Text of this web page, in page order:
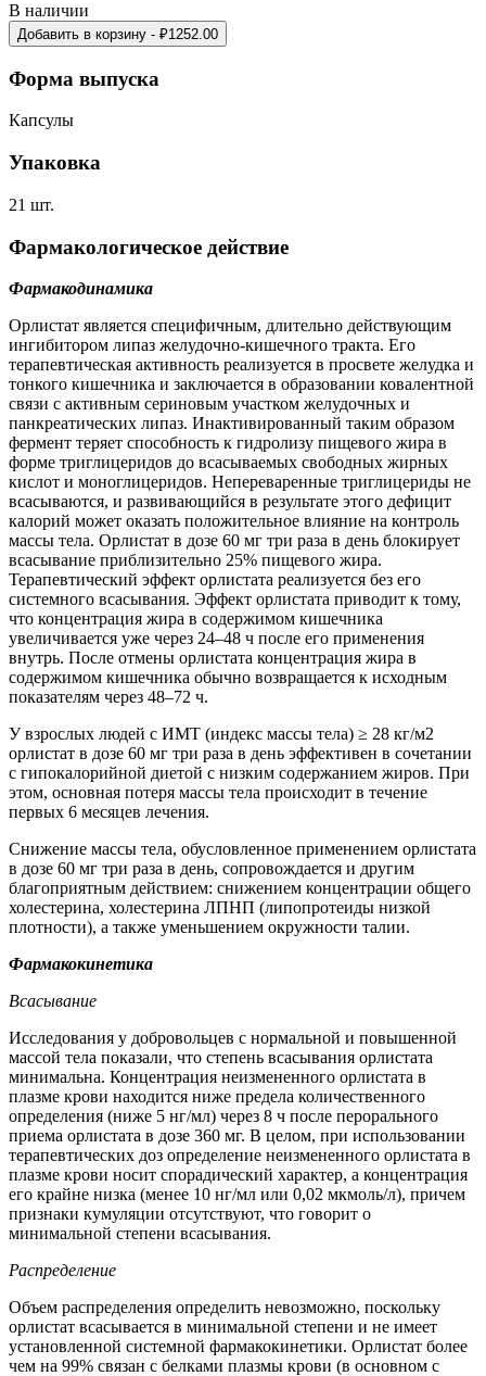
В наличии
Добавить в корзину - ₽1252.00
Форма выпуска
Капсулы
Упаковка
21 шт.
Фармакологическое действие
Фармакодинамика
Орлистат является специфичным, длительно действующим
ингибитором липаз желудочно-кишечного тракта. Его
терапевтическая активность реализуется в просвете желудка и
тонкого кишечника и заключается в образовании ковалентной
связи с активным сериновым участком желудочных и
панкреатических липаз. Инактивированный таким образом
фермент теряет способность к гидролизу пищевого жира в
форме триглицеридов до всасываемых свободных жирных
кислот и моноглицеридов. Непереваренные триглицериды не
всасываются, и развивающийся в результате этого дефицит
калорий может оказать положительное влияние на контроль
массы тела. Орлистат в дозе 60 мг три раза в день блокирует
всасывание приблизительно 25% пищевого жира.
Терапевтический эффект орлистата реализуется без его
системного всасывания. Эффект орлистата приводит к тому,
что концентрация жира в содержимом кишечника
увеличивается уже через 24–48 ч после его применения
внутрь. После отмены орлистата концентрация жира в
содержимом кишечника обычно возвращается к исходным
показателям через 48–72 ч.
У взрослых людей с ИМТ (индекс массы тела) ≥ 28 кг/м2
орлистат в дозе 60 мг три раза в день эффективен в сочетании
с гипокалорийной диетой с низким содержанием жиров. При
этом, основная потеря массы тела происходит в течение
первых 6 месяцев лечения.
Снижение массы тела, обусловленное применением орлистата
в дозе 60 мг три раза в день, сопровождается и другим
благоприятным действием: снижением концентрации общего
холестерина, холестерина ЛПНП (липопротеиды низкой
плотности), а также уменьшением окружности талии.
Фармакокинетика
Всасывание
Исследования у добровольцев с нормальной и повышенной
массой тела показали, что степень всасывания орлистата
минимальна. Концентрация неизмененного орлистата в
плазме крови находится ниже предела количественного
определения (ниже 5 нг/мл) через 8 ч после перорального
приема орлистата в дозе 360 мг. В целом, при использовании
терапевтических доз определение неизмененного орлистата в
плазме крови носит спорадический характер, а концентрация
его крайне низка (менее 10 нг/мл или 0,02 мкмоль/л), причем
признаки кумуляции отсутствуют, что говорит о
минимальной степени всасывания.
Распределение
Объем распределения определить невозможно, поскольку
орлистат всасывается в минимальной степени и не имеет
установленной системной фармакокинетики. Орлистат более
чем на 99% связан с белками плазмы крови (в основном с